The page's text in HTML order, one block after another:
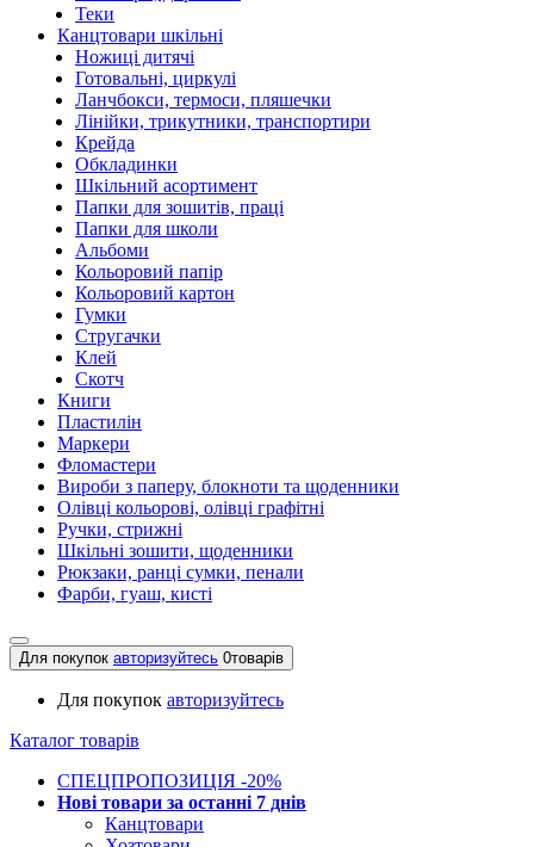
Теки
Канцтовари шкільні
Ножиці дитячі
Готовальні, циркулі
Ланчбокси, термоси, пляшечки
Лінійки, трикутники, транспортири
Крейда
Обкладинки
Шкільний асортимент
Папки для зошитів, праці
Папки для школи
Альбоми
Кольоровий папір
Кольоровий картон
Гумки
Стругачки
Клей
Скотч
Книги
Пластилін
Маркери
Фломастери
Вироби з паперу, блокноти та щоденники
Олівці кольорові, олівці графітні
Ручки, стрижні
Шкільні зошити, щоденники
Рюкзаки, ранці сумки, пенали
Фарби, гуаш, кисті
Для покупок авторизуйтесь 0товарів
Для покупок авторизуйтесь
Каталог товарів
СПЕЦПРОПОЗИЦІЯ -20%
Нові товари за останнi 7 днiв
Канцтовари